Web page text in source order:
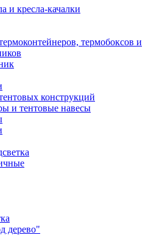
и кресла-качалки
термобоксов и
конструкций
и тентовые навесы
дерево"